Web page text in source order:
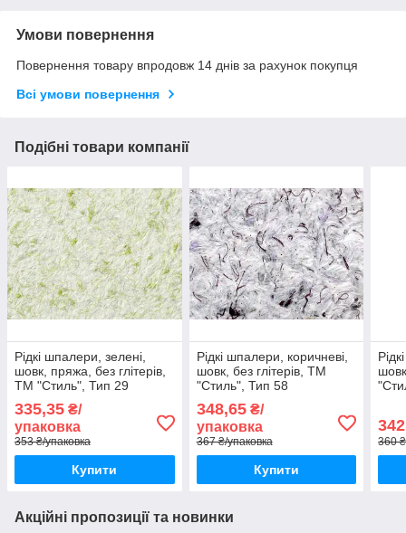
Умови повернення
Повернення товару впродовж 14 днів за рахунок покупця
Всі умови повернення
Подібні товари компанії
Рідкі шпалери, зелені,
шовк, пряжа, без глітерів,
ТМ "Стиль", Тип 29
335,35 ₴/
упаковка
353 ₴/упаковка
Купити
Рідкі шпалери, коричневі,
шовк, без глітерів, ТМ
"Стиль", Тип 58
348,65₴/
упаковка
367 ₴/упаковка
Купити
342
360
Акційні пропозиції та новинки